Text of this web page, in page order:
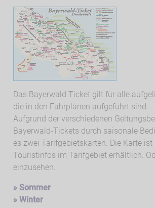
Das Bayerwald Ticket gilt für alle
die in den Fahrplänen aufgeführt sind.
Aufgrund der verschiedenen
Bayerwald-Tickets durch saisonale
es zwei Tarifgebietskarten. Die Karte ist
Touristinfos im Tarifgebiet erhältlich.
einzusehen.
» Sommer
» Winter